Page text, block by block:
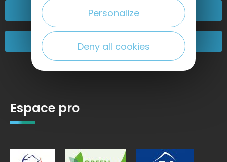
Passez nous voir !
Nos engagements
Espace pro
Personalize
Deny all cookies